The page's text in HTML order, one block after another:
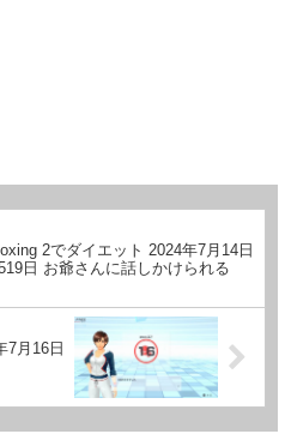
2でダイエット 2024年7月14日
日 お爺さんに話しかけられる
7月16日